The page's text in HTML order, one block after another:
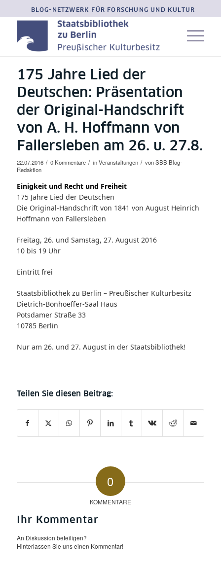
BLOG-NETZWERK FÜR FORSCHUNG UND KULTUR
175 Jahre Lied der
Deutschen: Präsentation
der Original-Handschrift
von A. H. Hoffmann von
Fallersleben am 26. u. 27.8.
22.07.2016 / 0 Kommentare / inVeranstaltungen / vonSBB Blog-
Redaktion
Einigkeit und Recht und Freiheit
175 Jahre Lied der Deutschen
Die Original-Handschrift von 1841 von August Heinrich
Hoffmann von Fallersleben
Freitag, 26. und Samstag, 27. August 2016
10 bis 19 Uhr
Eintritt frei
Staatsbibliothek zu Berlin – Preußischer Kulturbesitz
Dietrich-Bonhoeffer-Saal Haus
Potsdamer Straße 33
10785 Berlin
Nur am 26. und 27. August in der Staatsbibliothek!
0
KOMMENTARE
Ihr Kommentar
An Diskussion beteiligen?
Hinterlassen Sie uns einen Kommentar!